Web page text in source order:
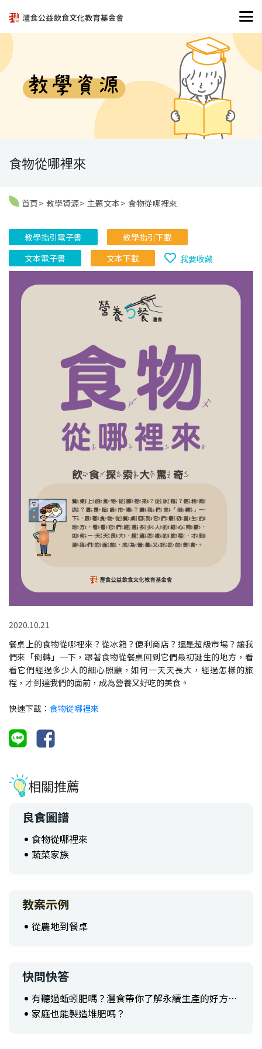
食物從哪裡來
首頁 教學資源 主題文本 食物從哪裡來
教學指引電子書
教學指引下載
文本電子書
文本下載 我要收藏
2020.10.21
餐桌上的食物從哪裡來？從冰箱？便利商店？還是超級市場？讓我
們來「倒轉」一下，跟著食物從餐桌回到它們最初誕生的地方，看
看它們經過多少人的細心照顧，如何一天天長大，經過怎樣的旅
程，才到達我們的面前，成為營養又好吃的美食。
快速下載： 食物從哪裡來
相關推薦
良食圖譜
食物從哪裡來
蔬菜家族
教案示例
從農地到餐桌
快問快答
有聽過蚯蚓肥嗎？灃食帶你了解永續生產的好方法！
家庭也能製造堆肥嗎？